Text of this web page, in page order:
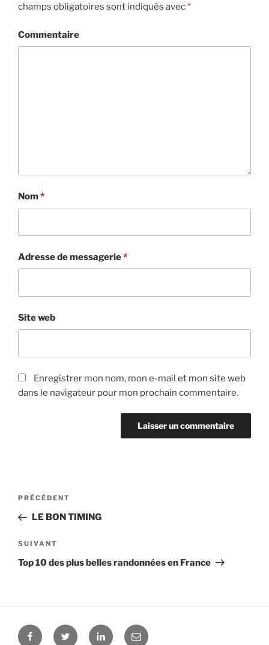
champs obligatoires sont indiqués avec*
Commentaire
Nom*
Adresse de messagerie*
Site web
Enregistrer mon nom, mon e-mail et mon site web
dans le navigateur pour mon prochain commentaire.
Navigation
l’article
Article
précédent
PRÉCÉDENT
LE BON TIMING
Article
suivant
SUIVANT
Top 10 des plus belles randonnées en France
FacebookTwitter LinkedinE-